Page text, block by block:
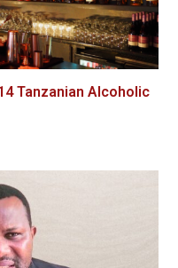
Tanzanian Alcoholic